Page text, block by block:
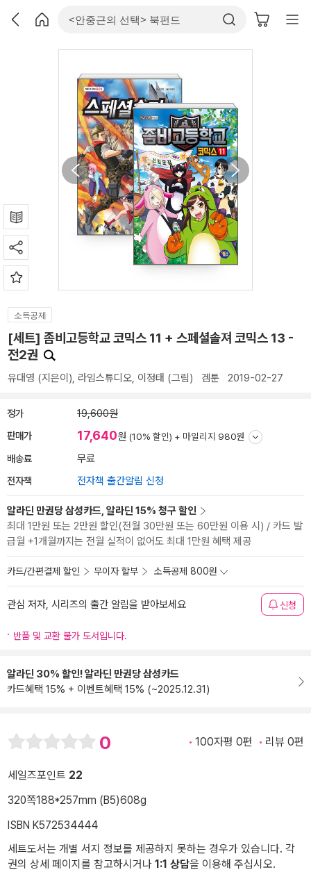
소득공제
[세트] 좀비고등학교 코믹스 11 + 스페셜솔져 코믹스 13 -
전2권
유대영 (지은이), 라임스튜디오, 이정태 (그림) 겜툰 2019-02-27
정가 19,600원
판매가 17,640원 (10% 할인) + 마일리지 980원
배송료 무료
전자책 전자책 출간알림 신청
알라딘 만권당 삼성카드, 알라딘 15% 청구 할인
최대 1만원 또는 2만원 할인(전월 30만원 또는 60만원 이용 시) / 카드 발
급월 +1개월까지는 전월 실적이 없어도 최대 1만원 혜택 제공
카드/간편결제 할인 무이자 할부 소득공제 800원
관심 저자, 시리즈의 출간 알림을 받아보세요 신청
반품 및 교환 불가 도서입니다.
알라딘 30% 할인! 알라딘 만권당 삼성카드
카드혜택 15% + 이벤트혜택 15% (~2025.12.31)
0 100자평 0편 리뷰 0편
세일즈포인트 22
320쪽188*257mm (B5)608g
ISBN K572534444
세트도서는 개별 서지 정보를 제공하지 못하는 경우가 있습니다. 각
권의 상세 페이지를 참고하시거나 1:1 상담을 이용해 주십시오.